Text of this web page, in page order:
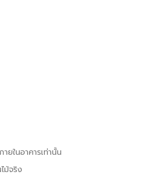
ยในอาคารเท่านั้น
ม้จริง